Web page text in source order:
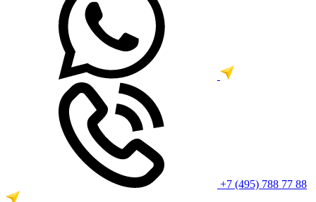
+7 (495) 788 77 88